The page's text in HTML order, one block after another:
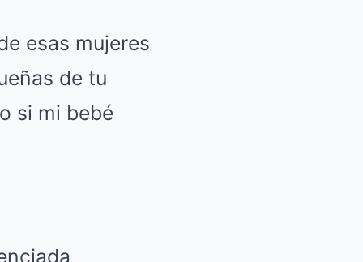
esas mujeres
de tu
si mi bebé